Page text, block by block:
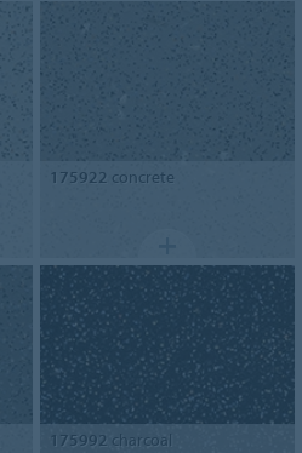
175922 concrete
175992 charcoal